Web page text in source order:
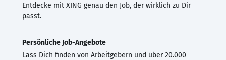
Entdecke mit XING genau den Job, der wirklich zu Dir
passt.
Persönliche Job-Angebote
Lass Dich finden von Arbeitgebern und über 20.000